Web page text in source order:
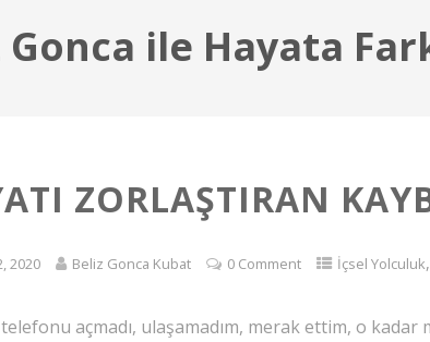
Gonca ile Hayata
ZORLAŞTIRAN
2020 Beliz Gonca Kubat 0 Comment İçsel Yolculuk
telefonu açmadı, ulaşamadım, merak ettim, o kadar